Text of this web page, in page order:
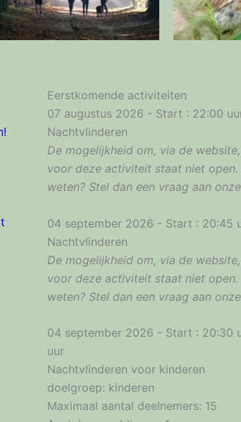
Eerstkomende activiteiten
07 augustus 2026 - Start : 22:00
Nachtvlinderen
De mogelijkheid om, via de
voor deze activiteit staat niet open.
weten? Stel dan een vraag aan
04 september 2026 - Start : 20:45
Nachtvlinderen
De mogelijkheid om, via de
voor deze activiteit staat niet open.
weten? Stel dan een vraag aan
04 september 2026 - Start : 20:30
uur
Nachtvlinderen voor kinderen
doelgroep: kinderen
Maximaal aantal deelnemers: 15